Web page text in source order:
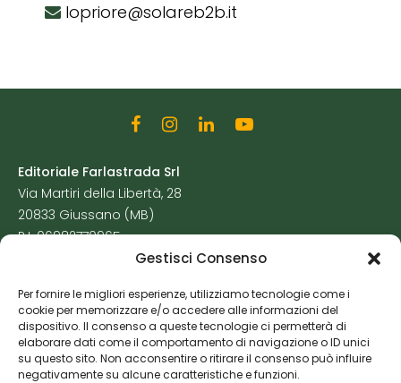
Gestisci Consenso
Per fornire le migliori esperienze, utilizziamo tecnologie come i
cookie per memorizzare e/o accedere alle informazioni del
dispositivo. Il consenso a queste tecnologie ci permetterà di
elaborare dati come il comportamento di navigazione o ID unici
su questo sito. Non acconsentire o ritirare il consenso può influire
negativamente su alcune caratteristiche e funzioni.
lopriore@solareb2b.it
Editoriale Farlastrada Srl
Via Martiri della Libertà, 28
20833 Giussano (MB)
P.I. 06982770965
Cookie Policy
Risorse Aggiuntive